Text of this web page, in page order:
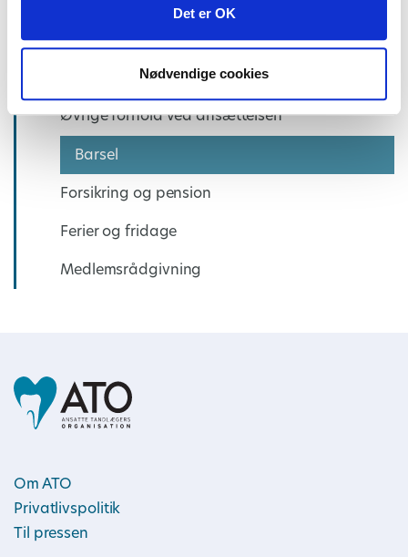
Det er OK
Nødvendige cookies
Løn
Øvrige forhold ved ansættelsen
Barsel
Forsikring og pension
Ferier og fridage
Medlemsrådgivning
Om ATO
Privatlivspolitik
Til pressen